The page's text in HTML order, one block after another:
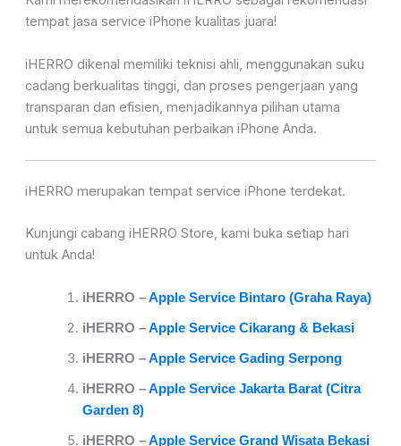
tempat jasa service iPhone kualitas juara!
iHERRO dikenal memiliki teknisi ahli, menggunakan suku
cadang berkualitas tinggi, dan proses pengerjaan yang
transparan dan efisien, menjadikannya pilihan utama
untuk semua kebutuhan perbaikan iPhone Anda.
iHERRO merupakan tempat service iPhone terdekat.
Kunjungi cabang iHERRO Store, kami buka setiap hari
untuk Anda!
iHERRO –Apple Service Bintaro (Graha Raya)
iHERRO –Apple Service Cikarang & Bekasi
iHERRO –Apple Service Gading Serpong
iHERRO –Apple Service Jakarta Barat (Citra
Garden 8)
iHERRO –Apple Service Grand Wisata Bekasi